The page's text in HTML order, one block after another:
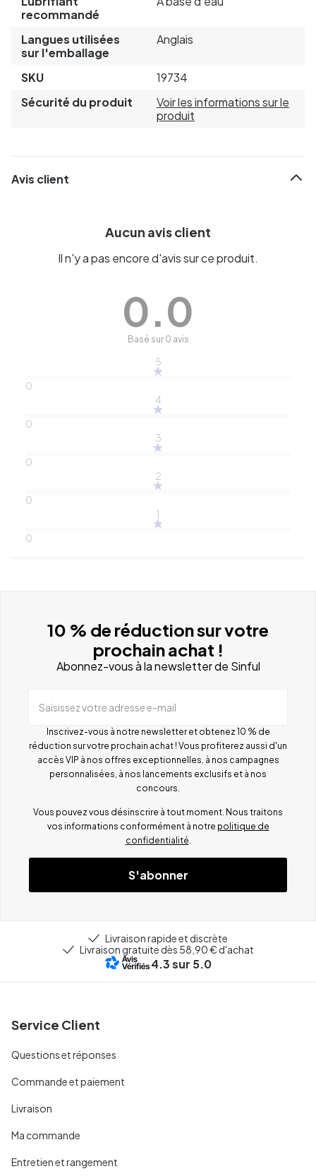
recommandé
Langues utilisées
sur l'emballage
Anglais
SKU
19734
Sécurité du produit
Voir les informations sur le
produit
Avis client
Aucun avis client
Il n'y a pas encore d'avis sur ce produit.
0.0
Basé sur 0 avis
5
0
4
0
3
0
2
0
1
0
10 % de réduction sur votre
prochain achat !
Abonnez-vous à la newsletter de Sinful
Saisissez votre adresse e-mail
Inscrivez-vous à notre newsletter et obtenez 10 % de
réduction sur votre prochain achat ! Vous profiterez aussi d'un
accès VIP à nos offres exceptionnelles, à nos campagnes
personnalisées, à nos lancements exclusifs et à nos
concours.
Vous pouvez vous désinscrire à tout moment. Nous traitons
vos informations conformément à notre politique de
confidentialité
S'abonner
Livraison rapide et discrète
Livraison gratuite dès 58,90 € d'achat
4.3sur 5.0
Service Client
Questions et réponses
Commande et paiement
Livraison
Ma commande
Entretien et rangement